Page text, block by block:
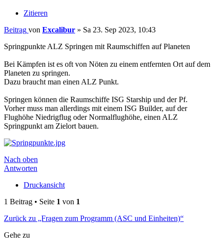
Zitieren
Beitrag von Excalibur » Sa 23. Sep 2023, 10:43
Springpunkte ALZ Springen mit Raumschiffen auf Planeten
Bei Kämpfen ist es oft von Nöten zu einem entfernten Ort auf dem
Planeten zu springen.
Dazu braucht man einen ALZ Punkt.
Springen können die Raumschiffe ISG Starship und der Pf.
Vorher muss man allerdings mit einem ISG Builder, auf der
Flughöhe Niedrigflug oder Normalflughöhe, einen ALZ
Springpunkt am Zielort bauen.
Nach oben
Antworten
Druckansicht
1 Beitrag • Seite 1 von 1
Zurück zu „Fragen zum Programm (ASC und Einheiten)“
Gehe zu